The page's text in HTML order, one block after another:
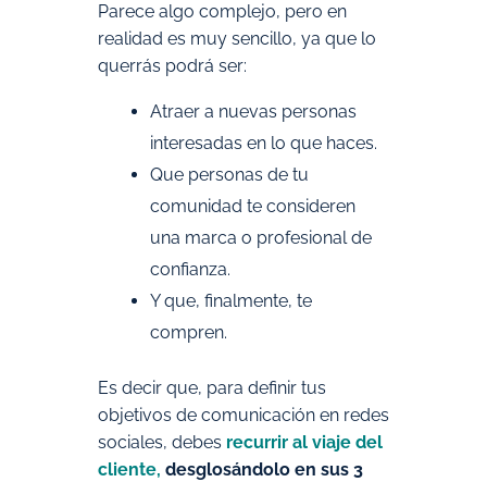
Parece algo complejo, pero en
realidad es muy sencillo, ya que lo
querrás podrá ser:
Atraer a nuevas personas
interesadas en lo que haces.
Que personas de tu
comunidad te consideren
una marca o profesional de
confianza.
Y que, finalmente, te
compren.
Es decir que, para definir tus
objetivos de comunicación en redes
sociales, debes recurrir al viaje del
cliente, desglosándolo en sus 3